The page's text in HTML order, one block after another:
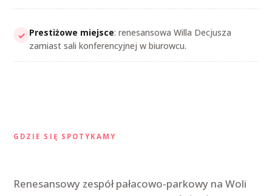
✓ Prestiżowe miejsce: renesansowa Willa Decjusza
zamiast sali konferencyjnej w biurowcu.
GDZIE SIĘ SPOTYKAMY
Renesansowy zespół pałacowo-parkowy na Woli